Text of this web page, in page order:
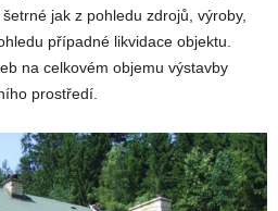
jak z pohledu zdrojů, výroby,
případné likvidace objektu.
na celkovém objemu výstavby
prostředí.